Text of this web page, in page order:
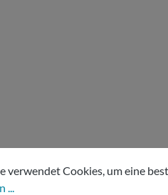
Cookies, um eine
verwendet Cookies, um eine